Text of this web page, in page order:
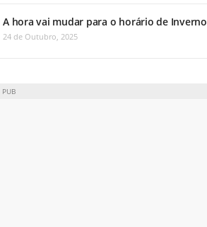
A hora vai mudar para o horário de Inverno
24 de Outubro, 2025
PUB